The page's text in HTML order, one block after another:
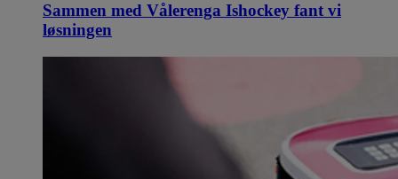
Sammen med Vålerenga Ishockey fant vi
løsningen